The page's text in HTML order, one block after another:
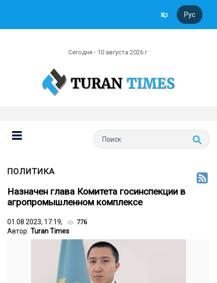
Қаз Рус
Сегодня - 10 августа 2026 г
ПОЛИТИКА
Назначен глава Комитета госинспекции в
агропромышленном комплексе
01.08.2023, 17:19, 776
Автор: Turan Times